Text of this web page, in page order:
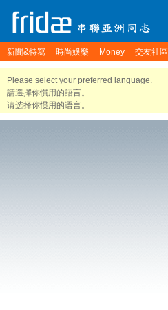
新聞&特寫 時尚娛樂 Money 交友社區
Please select your preferred language.
請選擇你慣用的語言。
请选择你惯用的语言。